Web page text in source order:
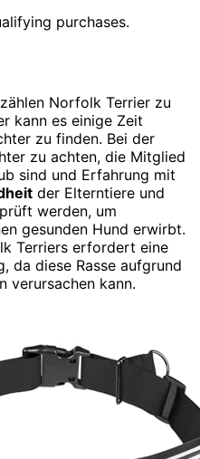
purchases.
Norfolk Terrier zu
kann es einige Zeit
zu finden. Bei der
zu achten, die Mitglied
sind und Erfahrung mit
der Elterntiere und
werden, um
gesunden Hund erwirbt.
Terriers erfordert eine
da diese Rasse aufgrund
verursachen kann.